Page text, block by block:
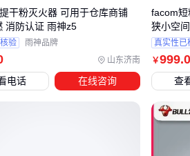
山东济南
干粉灭火器 可用于仓库商铺
消防认证 雨神z5
验 雨神品牌
电话 在线咨询
￥999
facom短
狭小空
真实性已
查